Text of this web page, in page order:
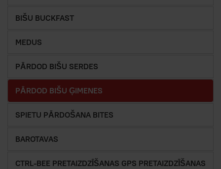
BIŠU BUCKFAST
MEDUS
PĀRDOD BIŠU SERDES
PĀRDOD BIŠU ĢIMENES
SPIETU PĀRDOŠANA BITES
BAROTAVAS
CTRL-BEE PRETAIZDZĪŠANAS GPS PRETAIZDZĪŠANAS